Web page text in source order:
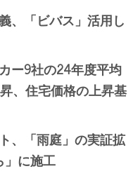
、「ビバス」活用し
ー9社の24年度平均
、住宅価格の上昇基
、「雨庭」の実証拡
」に施工